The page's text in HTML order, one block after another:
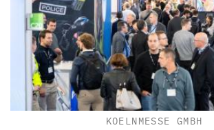
KOELNMESSE GMBH